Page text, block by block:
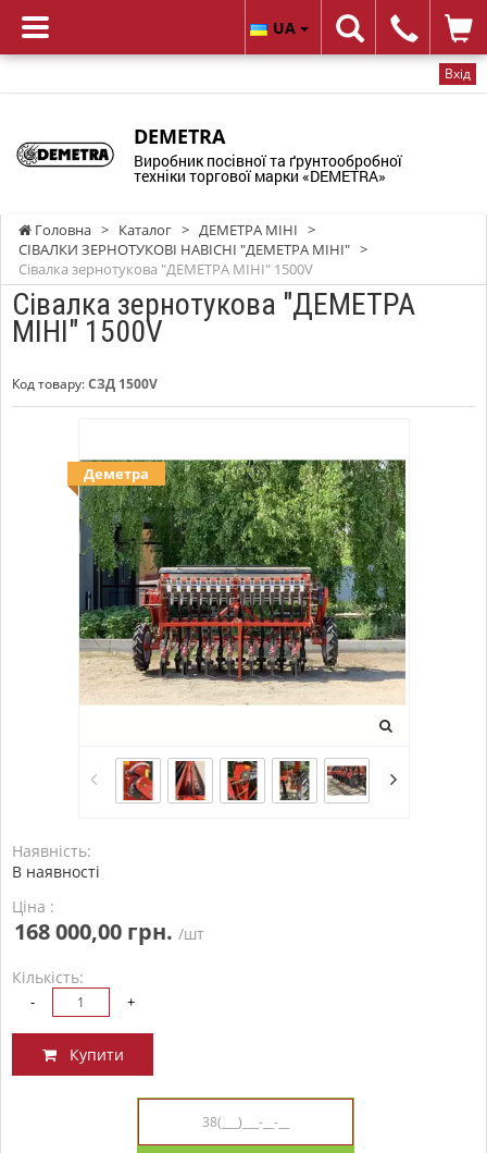
Вхід
DEMETRA
Виробник посівної та ґрунтообробної
техніки торгової марки «DEMETRA»
UA
Головна > Каталог > ДЕМЕТРА МІНІ >
СІВАЛКИ ЗЕРНОТУКОВІ НАВІСНІ "ДЕМЕТРА МІНІ" >
Сівалка зернотукова "ДЕМЕТРА МІНІ" 1500V
Сівалка зернотукова "ДЕМЕТРА
МІНІ" 1500V
Код товару:СЗД 1500V
Деметра
Наявність:
В наявності
Ціна :
168 000,00 грн. /шт
Кількість:
- +
Купити